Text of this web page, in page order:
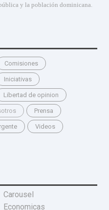
y la población dominicana.
Comisiones
Iniciativas
Libertad de opinion
Prensa
Videos
Carousel
Economicas